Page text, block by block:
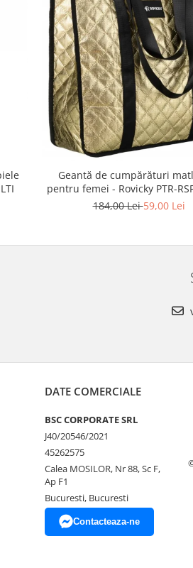
Geantă de cumpărături
pentru femei - Rovicky PTR-
5277 GOLD
184,00 Lei59,00 Lei
DATE COMERCIALE
BSC CORPORATE SRL
J40/20546/2021
45262575
Calea MOSILOR, Nr 88, Sc F,
Ap F1
Bucuresti, Bucuresti
Contacteaza-ne